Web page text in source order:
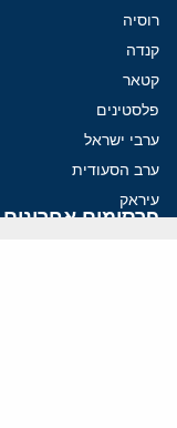
רוסיה
קנדה
קטאר
פלסטינים
ערבי ישראל
ערב הסעודית
עיראק
פרסומים אחרונים